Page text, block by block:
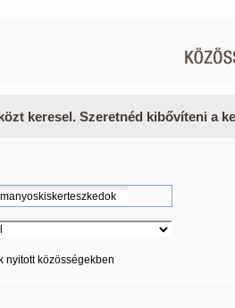
keresel. Szeretnéd kibővíteni a
nyitott közösségekben